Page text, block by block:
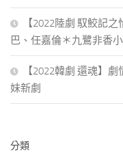
【2022陸劇 馭鮫記
巴、任嘉倫＊九鷺非香
【2022韓劇 還魂】
妹新劇
分類